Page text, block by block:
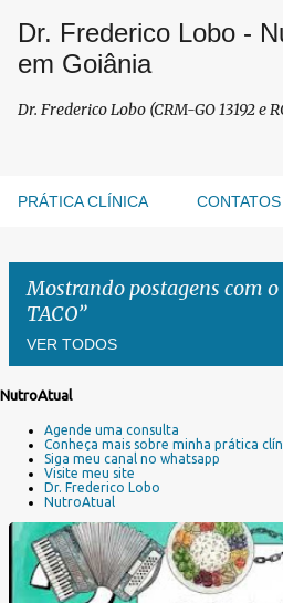
Pular para o
Dr. Frederico Lobo -
em Goiânia
Dr. Frederico Lobo (CRM-GO 13192 e
PRÁTICA CLÍNICA CONTATOS
Mostrando postagens com
TACO
VER TODOS
g
NutroAtual
Agende uma consulta
Conheça mais sobre minha prática
Siga meu canal no whatsapp
Visite meu site
Dr. Frederico Lobo
NutroAtual